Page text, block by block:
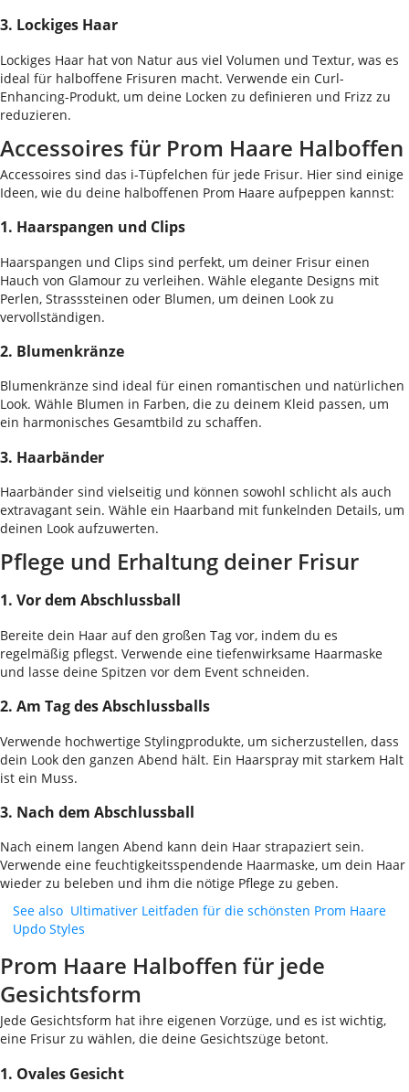
3. Lockiges Haar
Lockiges Haar hat von Natur aus viel Volumen und Textur, was es
ideal für halboffene Frisuren macht. Verwende ein Curl-
Enhancing-Produkt, um deine Locken zu definieren und Frizz zu
reduzieren.
Accessoires für Prom Haare Halboffen
Accessoires sind das i-Tüpfelchen für jede Frisur. Hier sind einige
Ideen, wie du deine halboffenen Prom Haare aufpeppen kannst:
1. Haarspangen und Clips
Haarspangen und Clips sind perfekt, um deiner Frisur einen
Hauch von Glamour zu verleihen. Wähle elegante Designs mit
Perlen, Strasssteinen oder Blumen, um deinen Look zu
vervollständigen.
2. Blumenkränze
Blumenkränze sind ideal für einen romantischen und natürlichen
Look. Wähle Blumen in Farben, die zu deinem Kleid passen, um
ein harmonisches Gesamtbild zu schaffen.
3. Haarbänder
Haarbänder sind vielseitig und können sowohl schlicht als auch
extravagant sein. Wähle ein Haarband mit funkelnden Details, um
deinen Look aufzuwerten.
Pflege und Erhaltung deiner Frisur
1. Vor dem Abschlussball
Bereite dein Haar auf den großen Tag vor, indem du es
regelmäßig pflegst. Verwende eine tiefenwirksame Haarmaske
und lasse deine Spitzen vor dem Event schneiden.
2. Am Tag des Abschlussballs
Verwende hochwertige Stylingprodukte, um sicherzustellen, dass
dein Look den ganzen Abend hält. Ein Haarspray mit starkem Halt
ist ein Muss.
3. Nach dem Abschlussball
Nach einem langen Abend kann dein Haar strapaziert sein.
Verwende eine feuchtigkeitsspendende Haarmaske, um dein Haar
wieder zu beleben und ihm die nötige Pflege zu geben.
See also Ultimativer Leitfaden für die schönsten Prom Haare
Updo Styles
Prom Haare Halboffen für jede
Gesichtsform
Jede Gesichtsform hat ihre eigenen Vorzüge, und es ist wichtig,
eine Frisur zu wählen, die deine Gesichtszüge betont.
1. Ovales Gesicht